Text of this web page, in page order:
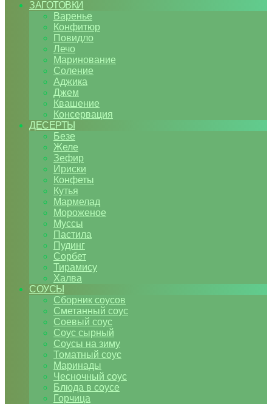
ЗАГОТОВКИ
Варенье
Конфитюр
Повидло
Лечо
Маринование
Соление
Аджика
Джем
Квашение
Консервация
ДЕСЕРТЫ
Безе
Желе
Зефир
Ириски
Конфеты
Кутья
Мармелад
Мороженое
Муссы
Пастила
Пудинг
Сорбет
Тирамису
Халва
СОУСЫ
Сборник соусов
Сметанный соус
Соевый соус
Соус сырный
Соусы на зиму
Томатный соус
Маринады
Чесночный соус
Блюда в соусе
Горчица